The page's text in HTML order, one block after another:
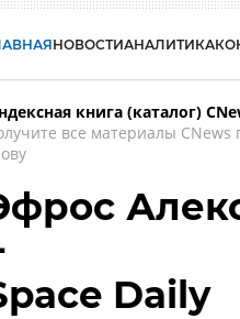
НОВОСТИАНАЛИТИКА
книга (каталог)
все материалы CNews
Daily